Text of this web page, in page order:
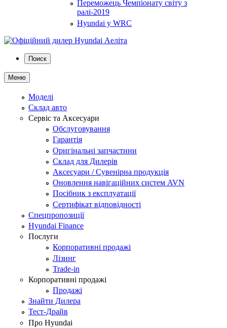
Переможець Чемпіонату світу з
ралі-2019
Hyundai у WRC
Поиск
Меню
Моделі
Склад авто
Сервіс та Аксесуари
Обслуговування
Гарантія
Оригінальні запчастини
Склад для Дилерів
Аксесуари / Сувенірна продукція
Оновлення навігаційних систем AVN
Посібник з експлуатації
Сертифікат відповідності
Спецпропозиції
Hyundai Finance
Послуги
Корпоративні продажі
Лізинг
Trade-in
Корпоративні продажі
Продажі
Знайти Дилера
Тест-Драйв
Про Hyundai